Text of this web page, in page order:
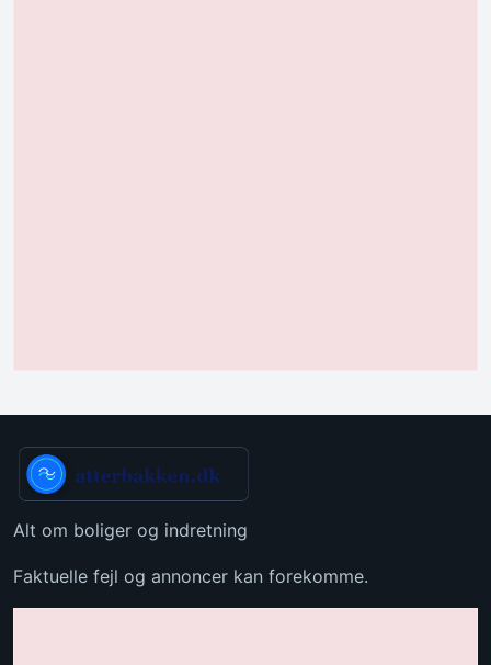
Alt om boliger og indretning
Faktuelle fejl og annoncer kan forekomme.